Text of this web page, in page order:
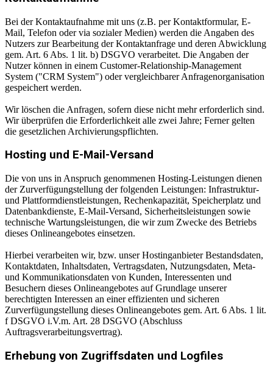
Bei der Kontaktaufnahme mit uns (z.B. per Kontaktformular, E-
Mail, Telefon oder via sozialer Medien) werden die Angaben des
Nutzers zur Bearbeitung der Kontaktanfrage und deren Abwicklung
gem. Art. 6 Abs. 1 lit. b) DSGVO verarbeitet. Die Angaben der
Nutzer können in einem Customer-Relationship-Management
System ("CRM System") oder vergleichbarer Anfragenorganisation
gespeichert werden.
Wir löschen die Anfragen, sofern diese nicht mehr erforderlich sind.
Wir überprüfen die Erforderlichkeit alle zwei Jahre; Ferner gelten
die gesetzlichen Archivierungspflichten.
Hosting und E-Mail-Versand
Die von uns in Anspruch genommenen Hosting-Leistungen dienen
der Zurverfügungstellung der folgenden Leistungen: Infrastruktur-
und Plattformdienstleistungen, Rechenkapazität, Speicherplatz und
Datenbankdienste, E-Mail-Versand, Sicherheitsleistungen sowie
technische Wartungsleistungen, die wir zum Zwecke des Betriebs
dieses Onlineangebotes einsetzen.
Hierbei verarbeiten wir, bzw. unser Hostinganbieter Bestandsdaten,
Kontaktdaten, Inhaltsdaten, Vertragsdaten, Nutzungsdaten, Meta-
und Kommunikationsdaten von Kunden, Interessenten und
Besuchern dieses Onlineangebotes auf Grundlage unserer
berechtigten Interessen an einer effizienten und sicheren
Zurverfügungstellung dieses Onlineangebotes gem. Art. 6 Abs. 1 lit.
f DSGVO i.V.m. Art. 28 DSGVO (Abschluss
Auftragsverarbeitungsvertrag).
Erhebung von Zugriffsdaten und Logfiles